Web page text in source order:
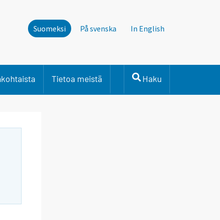
Suomeksi På svenska In English
Tietoa meistä Haku